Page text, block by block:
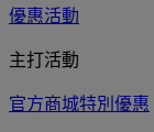
優惠活動
主打活動
官方商城特別優惠